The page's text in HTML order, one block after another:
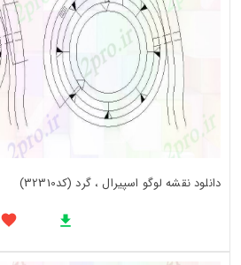
دانلود نقشه لوگو اسپیرال ، گرد (کد32310)